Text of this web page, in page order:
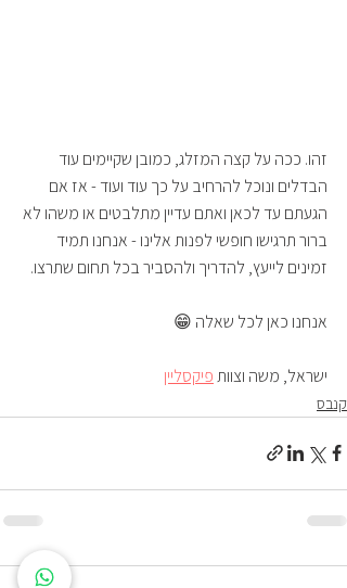
זהו. ככה על קצה המזלג, כמובן שקיימים עוד
הבדלים ונוכל להרחיב על כך עוד ועוד - אז אם
הגעתם עד לכאן ואתם עדיין מתלבטים או משהו לא
ברור תרגישו חופשי לפנות אלינו - אנחנו תמיד
זמינים לייעץ, להדריך ולהסביר בכל תחום שתרצו.
אנחנו כאן לכל שאלה 😁
ישראל, משה וצוות פיקסליין
קנבס